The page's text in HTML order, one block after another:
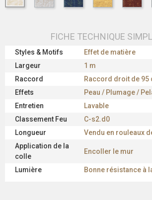
FICHE TECHNIQUE
Styles & Motifs
Effet de matière
Largeur
1 m
Raccord
Raccord droit de 95
Effets
Peau / Plumage /
Entretien
Lavable
Classement Feu
C-s2.d0
Longueur
Vendu en rouleaux
Application de la
colle
Encoller le mur
Lumière Bonne résistance à